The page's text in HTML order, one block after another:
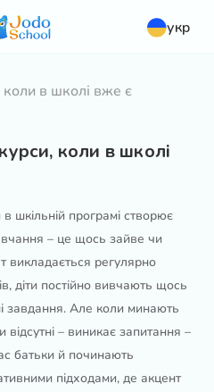
укр
в школі вже є
коли в школі
в шкільній програмі створює
– це щось зайве чи
викладається регулярно
діти постійно вивчають щось
завдання. Але коли минають
– виникає запитання –
батьки й починають
підходами, де акцент